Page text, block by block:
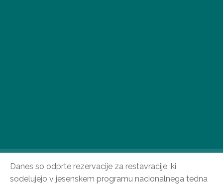
Danes so odprte rezervacije za restavracije, ki
sodelujejo v jesenskem programu nacionalnega tedna